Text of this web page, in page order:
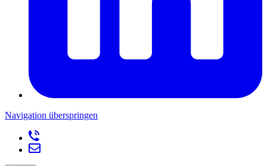
Navigation überspringen